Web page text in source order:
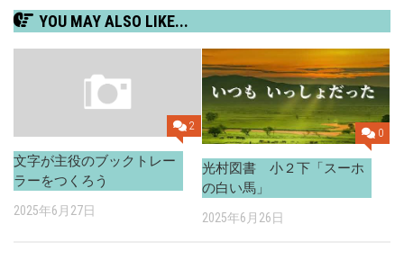
YOU MAY ALSO LIKE...
2
文字が主役のブックトレー
ラーをつくろう
2025年6月27日
0
光村図書 小２下「スーホ
の白い馬」
2025年6月26日